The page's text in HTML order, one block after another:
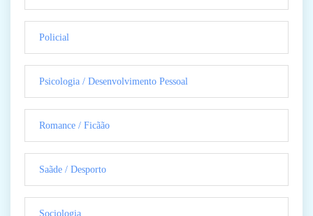
Policial
Psicologia / Desenvolvimento Pessoal
Romance / Ficãão
Saãde / Desporto
Sociologia